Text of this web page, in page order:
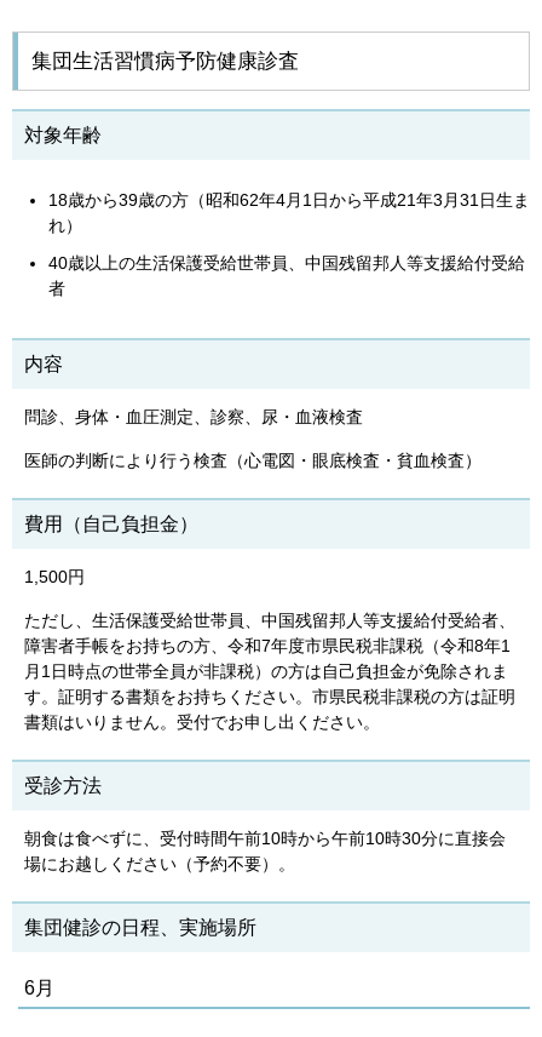
集団生活習慣病予防健康診査
対象年齢
18歳から39歳の方（昭和62年4月1日から平成21年3月31日生ま
れ）
40歳以上の生活保護受給世帯員、中国残留邦人等支援給付受給
者
内容
問診、身体・血圧測定、診察、尿・血液検査
医師の判断により行う検査（心電図・眼底検査・貧血検査）
費用（自己負担金）
1,500円
ただし、生活保護受給世帯員、中国残留邦人等支援給付受給者、
障害者手帳をお持ちの方、令和7年度市県民税非課税（令和8年1
月1日時点の世帯全員が非課税）の方は自己負担金が免除されま
す。証明する書類をお持ちください。市県民税非課税の方は証明
書類はいりません。受付でお申し出ください。
受診方法
朝食は食べずに、受付時間午前10時から午前10時30分に直接会
場にお越しください（予約不要）。
集団健診の日程、実施場所
6月